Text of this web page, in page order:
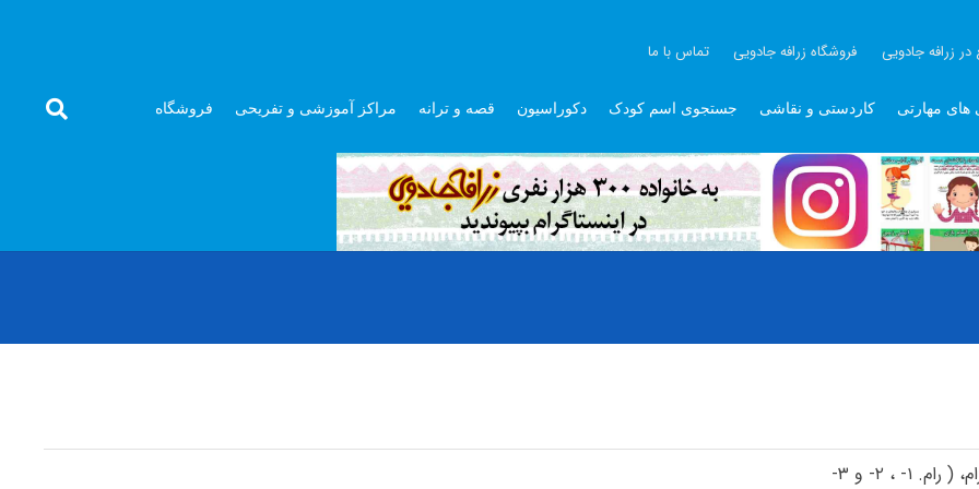
در زرافه جادویی فروشگاه زرافه جادویی تماس با ما
های مهارتی کاردستی و نقاشی جستجوی اسم کودک دکوراسیون قصه و ترانه مراکز آموزشی و تفریحی فروشگاه
، ۲- و ۳-